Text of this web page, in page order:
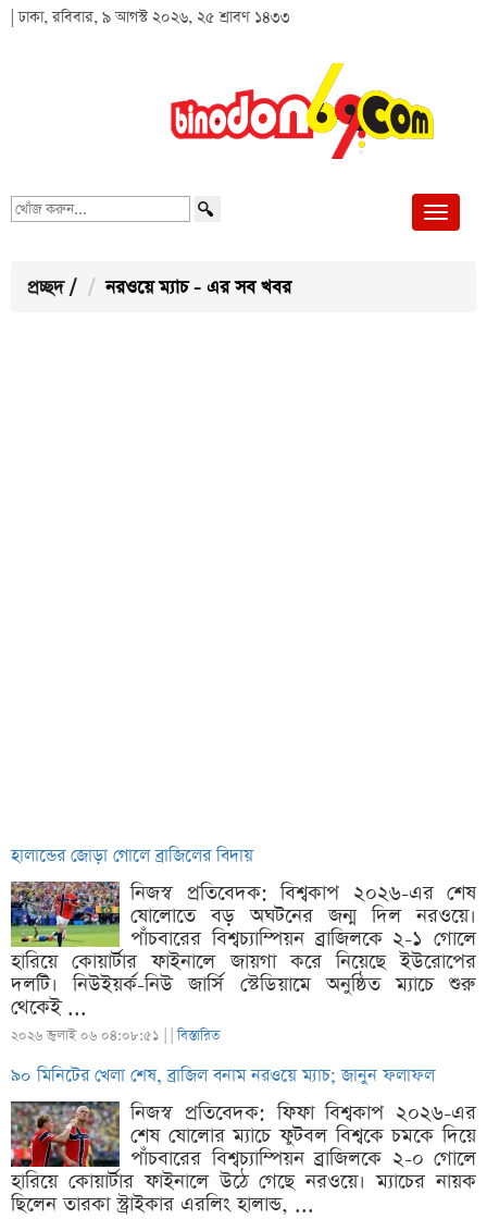
| ঢাকা, রবিবার, ৯ আগস্ট ২০২৬, ২৫ শ্রাবণ ১৪৩৩
খোঁজ
প্রচ্ছদ / নরওয়ে ম্যাচ - এর সব খবর
হালান্ডের জোড়া গোলে ব্রাজিলের বিদায়
নিজস্ব প্রতিবেদক: বিশ্বকাপ ২০২৬-এর শেষ
ষোলোতে বড় অঘটনের জন্ম দিল নরওয়ে।
পাঁচবারের বিশ্বচ্যাম্পিয়ন ব্রাজিলকে ২-১ গোলে
হারিয়ে কোয়ার্টার ফাইনালে জায়গা করে নিয়েছে ইউরোপের
দলটি। নিউইয়র্ক-নিউ জার্সি স্টেডিয়ামে অনুষ্ঠিত ম্যাচে শুরু
থেকেই ...
২০২৬ জুলাই ০৬ ০৪:০৮:৫১ | |বিস্তারিত
৯০ মিনিটের খেলা শেষ, ব্রাজিল বনাম নরওয়ে ম্যাচ; জানুন ফলাফল
নিজস্ব প্রতিবেদক: ফিফা বিশ্বকাপ ২০২৬-এর
শেষ ষোলোর ম্যাচে ফুটবল বিশ্বকে চমকে দিয়ে
পাঁচবারের বিশ্বচ্যাম্পিয়ন ব্রাজিলকে ২-০ গোলে
হারিয়ে কোয়ার্টার ফাইনালে উঠে গেছে নরওয়ে। ম্যাচের নায়ক
ছিলেন তারকা স্ট্রাইকার এরলিং হালান্ড, ...